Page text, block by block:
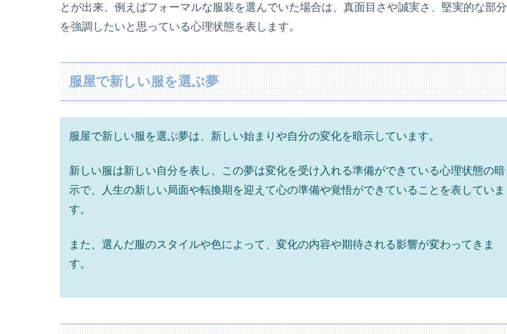
とが出来、例えばフォーマルな服装を選んでいた場合は、真面目さや誠実さ、堅実的な部分
を強調したいと思っている心理状態を表します。
服屋で新しい服を選ぶ夢
服屋で新しい服を選ぶ夢は、新しい始まりや自分の変化を暗示しています。
新しい服は新しい自分を表し、この夢は変化を受け入れる準備ができている心理状態の暗
示で、人生の新しい局面や転換期を迎えて心の準備や覚悟ができていることを表していま
す。
また、選んだ服のスタイルや色によって、変化の内容や期待される影響が変わってきま
す。